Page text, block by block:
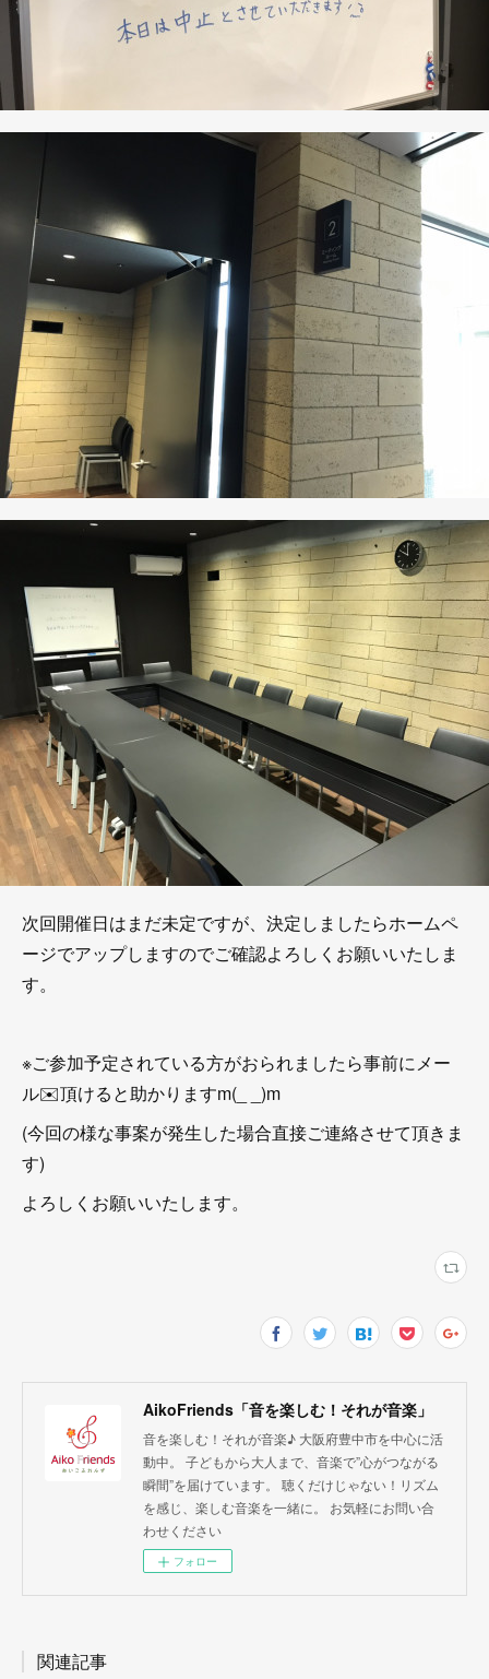
次回開催日はまだ未定ですが、決定しましたらホームペ
ージでアップしますのでご確認よろしくお願いいたしま
す。
※ご参加予定されている方がおられましたら事前にメー
ル✉️頂けると助かりますm(_ _)m
(今回の様な事案が発生した場合直接ご連絡させて頂きま
す)
よろしくお願いいたします。
AikoFriends「音を楽しむ！それが音楽」
音を楽しむ！それが音楽♪ 大阪府豊中市を中心に活
動中。 子どもから大人まで、音楽で”心がつながる
瞬間”を届けています。 聴くだけじゃない！リズム
を感じ、楽しむ音楽を一緒に。 お気軽にお問い合
わせください
フォロー
関連記事